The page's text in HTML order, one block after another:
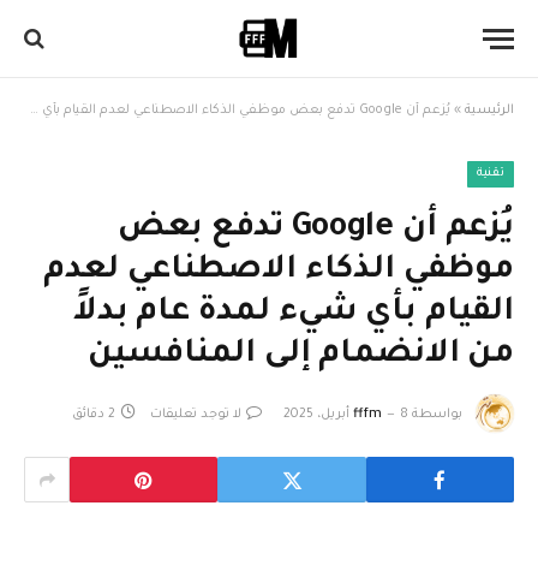
الرئيسية » يُزعم أن Google تدفع بعض موظفي الذكاء الاصطناعي لعدم القيام بأي شيء لمدة عام بدلاً من الانضمام إلى المنافسين
تقنية
يُزعم أن Google تدفع بعض
موظفي الذكاء الاصطناعي لعدم
القيام بأي شيء لمدة عام بدلاً
من الانضمام إلى المنافسين
بواسطة fffm 8 أبريل، 2025 لا توجد تعليقات 2 دقائق